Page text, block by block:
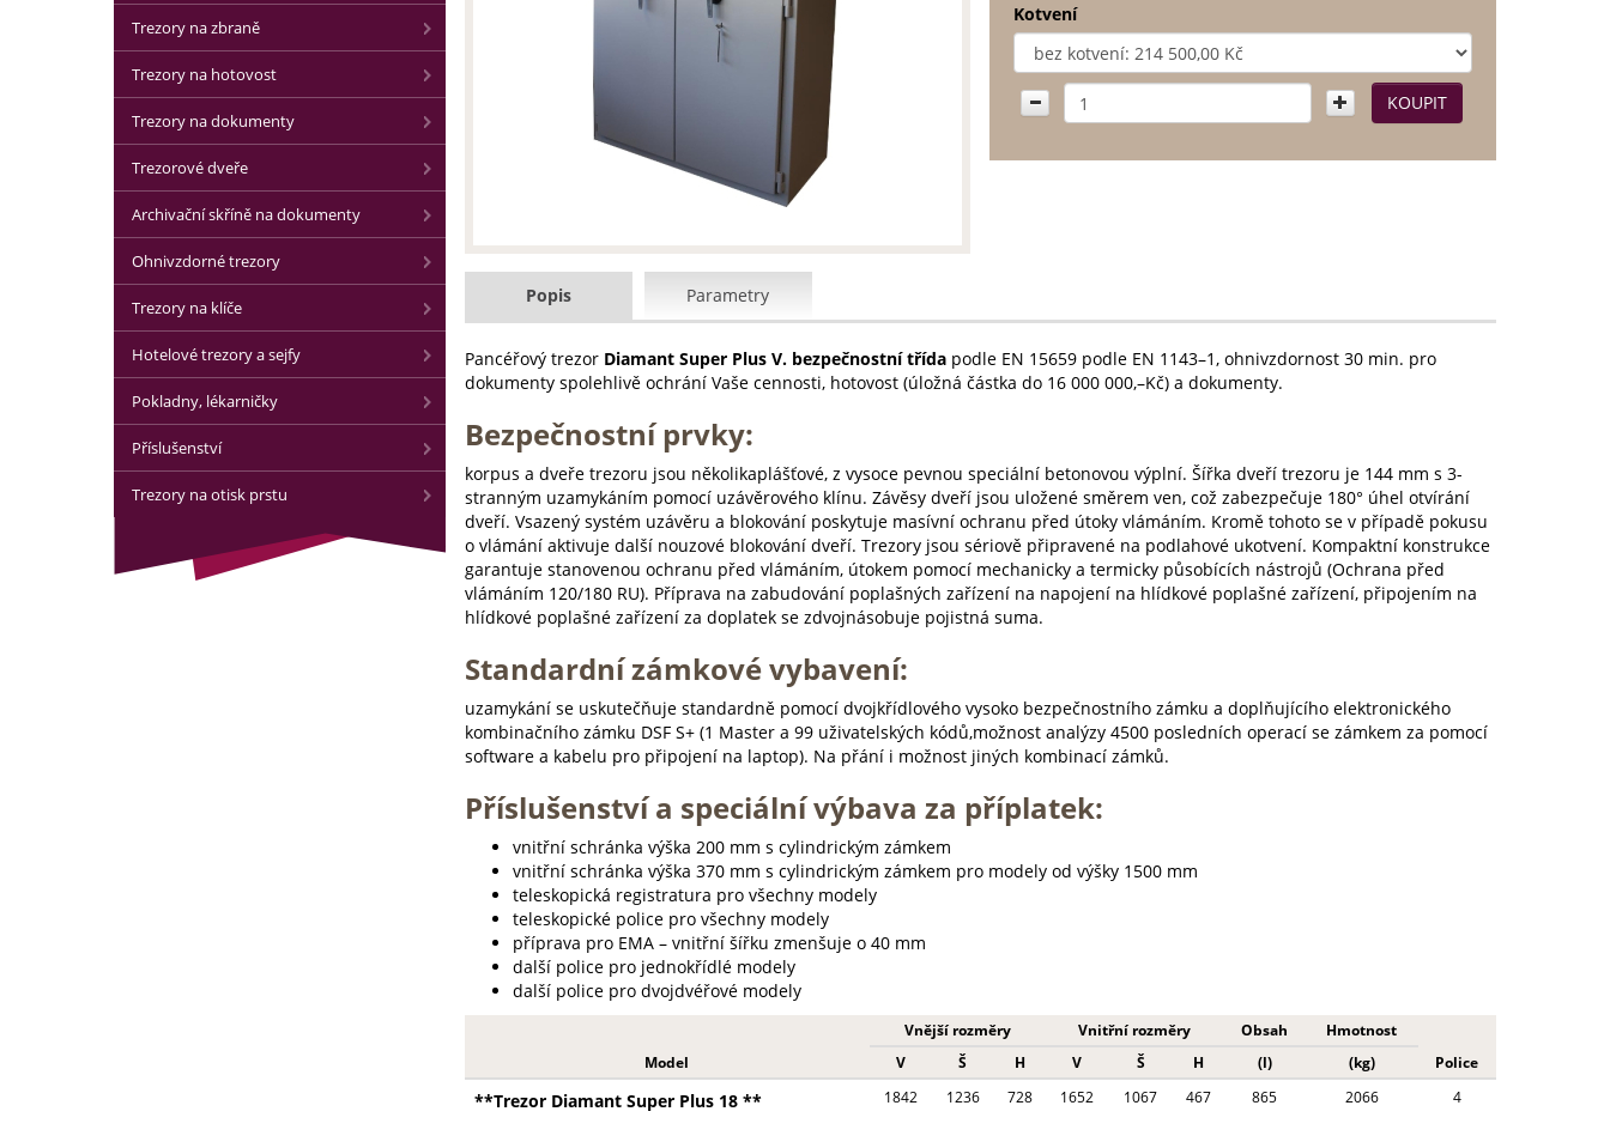
Kotvení
Popis Parametry
Pancéřový trezor Diamant Super Plus V. bezpečnostní třídapodle EN 15659 podle EN 1143–1, ohnivzdornost 30 min. pro
dokumenty spolehlivě ochrání Vaše cennosti, hotovost (úložná částka do 16 000 000,–Kč) a dokumenty.
Bezpečnostní prvky:
korpus a dveře trezoru jsou několikaplášťové, z vysoce pevnou speciální betonovou výplní. Šířka dveří trezoru je 144 mm s 3-
stranným uzamykáním pomocí uzávěrového klínu. Závěsy dveří jsou uložené směrem ven, což zabezpečuje 180° úhel otvírání
dveří. Vsazený systém uzávěru a blokování poskytuje masívní ochranu před útoky vlámáním. Kromě tohoto se v případě pokusu
o vlámání aktivuje další nouzové blokování dveří. Trezory jsou sériově připravené na podlahové ukotvení. Kompaktní konstrukce
garantuje stanovenou ochranu před vlámáním, útokem pomocí mechanicky a termicky působících nástrojů (Ochrana před
vlámáním 120/180 RU). Příprava na zabudování poplašných zařízení na napojení na hlídkové poplašné zařízení, připojením na
hlídkové poplašné zařízení za doplatek se zdvojnásobuje pojistná suma.
Standardní zámkové vybavení:
uzamykání se uskutečňuje standardně pomocí dvojkřídlového vysoko bezpečnostního zámku a doplňujícího elektronického
kombinačního zámku DSF S+ (1 Master a 99 uživatelských kódů,možnost analýzy 4500 posledních operací se zámkem za pomocí
software a kabelu pro připojení na laptop). Na přání i možnost jiných kombinací zámků.
Příslušenství a speciální výbava za příplatek:
vnitřní schránka výška 200 mm s cylindrickým zámkem
vnitřní schránka výška 370 mm s cylindrickým zámkem pro modely od výšky 1500 mm
teleskopická registratura pro všechny modely
teleskopické police pro všechny modely
příprava pro EMA – vnitřní šířku zmenšuje o 40 mm
další police pro jednokřídlé modely
další police pro dvojdvéřové modely
Model
Vnější rozměry Vnitřní rozměry Obsah
Hmotnost
Police
V Š H V Š H (l) (kg)
**Trezor Diamant Super Plus 18 ** 1842 1236 728 1652 1067 467 865 2066 4
Trezory na zbraně
Trezory na hotovost
Trezory na dokumenty
Trezorové dveře
Archivační skříně na dokumenty
Ohnivzdorné trezory
Trezory na klíče
Hotelové trezory a sejfy
Pokladny, lékarničky
Příslušenství
Trezory na otisk prstu